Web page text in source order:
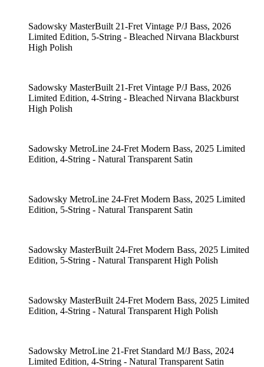
Sadowsky MasterBuilt 21-Fret Vintage P/J Bass, 2026
Limited Edition, 5-String - Bleached Nirvana Blackburst
High Polish
Sadowsky MasterBuilt 21-Fret Vintage P/J Bass, 2026
Limited Edition, 4-String - Bleached Nirvana Blackburst
High Polish
Sadowsky MetroLine 24-Fret Modern Bass, 2025 Limited
Edition, 4-String - Natural Transparent Satin
Sadowsky MetroLine 24-Fret Modern Bass, 2025 Limited
Edition, 5-String - Natural Transparent Satin
Sadowsky MasterBuilt 24-Fret Modern Bass, 2025 Limited
Edition, 5-String - Natural Transparent High Polish
Sadowsky MasterBuilt 24-Fret Modern Bass, 2025 Limited
Edition, 4-String - Natural Transparent High Polish
Sadowsky MetroLine 21-Fret Standard M/J Bass, 2024
Limited Edition, 4-String - Natural Transparent Satin